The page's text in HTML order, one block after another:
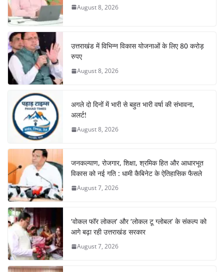
o
k
p August 8, 2026
उत्तराखंड में विभिन्न विकास योजनाओं के लिए 80 करोड़
रुपए
August 8, 2026
अगले दो दिनों में भारी से बहुत भारी वर्षा की संभावना,
अलर्ट!
August 8, 2026
जनकल्याण, रोजगार, शिक्षा, श्रमिक हित और आधारभूत
विकास को नई गति : धामी कैबिनेट के ऐतिहासिक फैसले
August 7, 2026
‘वोकल फॉर लोकल’ और ‘लोकल टू ग्लोबल’ के संकल्प को
आगे बढ़ा रही उत्तराखंड सरकार
August 7, 2026